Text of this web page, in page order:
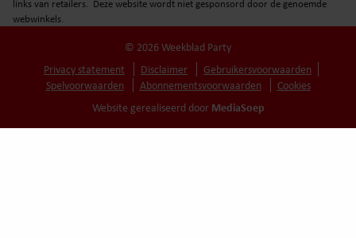
links van retailers. Deze website wordt niet gesponsord door de genoemde
webwinkels.
© 2026 Weekblad Party
Privacy statement
Disclaimer
Gebruikersvoorwaarden
Spelvoorwaarden
Abonnementsvoorwaarden
Cookies
Website gerealiseerd door MediaSoep